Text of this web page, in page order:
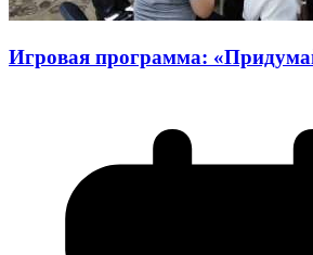
Игровая программа: